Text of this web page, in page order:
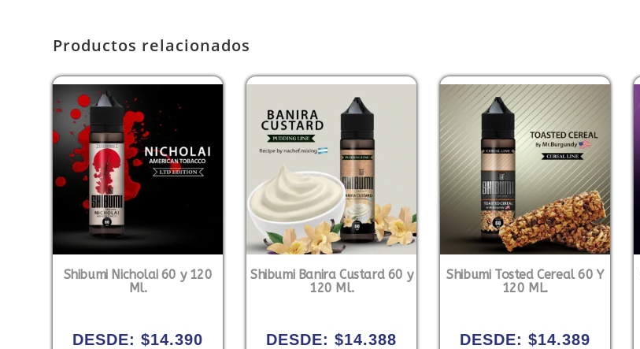
Productos relacionados
Shibumi Nicholai 60 y 120
Ml.
DESDE:$14.390
Shibumi Banira Custard 60 y
120 Ml.
DESDE:$14.388
Shibumi Tosted Cereal 60 Y
120 ML.
DESDE: $14.389